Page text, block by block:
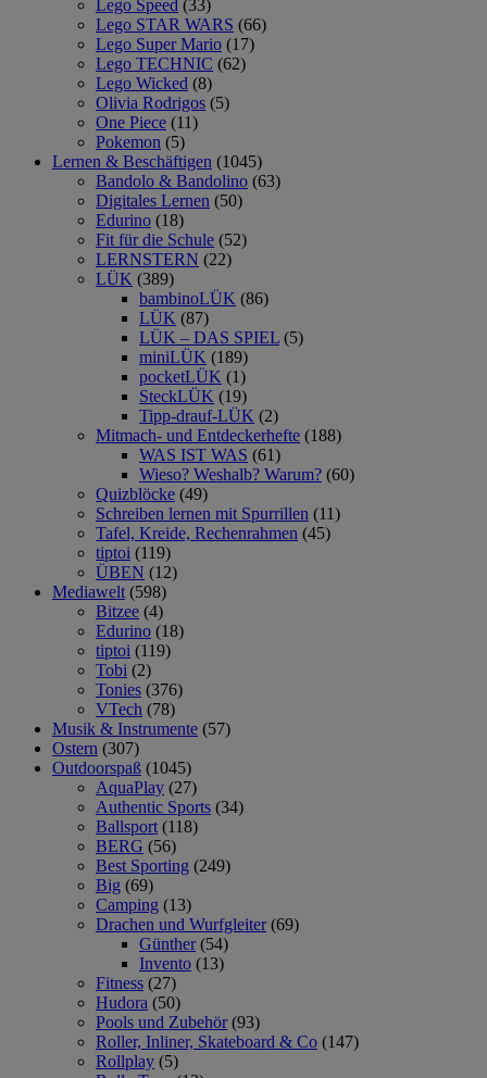
Lego Speed (33)
Lego STAR WARS (66)
Lego Super Mario (17)
Lego TECHNIC (62)
Lego Wicked (8)
Olivia Rodrigos (5)
One Piece (11)
Pokemon (5)
Lernen & Beschäftigen (1045)
Bandolo & Bandolino (63)
Digitales Lernen (50)
Edurino (18)
Fit für die Schule (52)
LERNSTERN (22)
LÜK (389)
bambinoLÜK (86)
LÜK (87)
LÜK – DAS SPIEL (5)
miniLÜK (189)
pocketLÜK (1)
SteckLÜK (19)
Tipp-drauf-LÜK (2)
Mitmach- und Entdeckerhefte (188)
WAS IST WAS (61)
Wieso? Weshalb? Warum? (60)
Quizblöcke (49)
Schreiben lernen mit Spurrillen (11)
Tafel, Kreide, Rechenrahmen (45)
tiptoi (119)
ÜBEN (12)
Mediawelt (598)
Bitzee (4)
Edurino (18)
tiptoi (119)
Tobi (2)
Tonies (376)
VTech (78)
Musik & Instrumente (57)
Ostern (307)
Outdoorspaß (1045)
AquaPlay (27)
Authentic Sports (34)
Ballsport (118)
BERG (56)
Best Sporting (249)
Big (69)
Camping (13)
Drachen und Wurfgleiter (69)
Günther (54)
Invento (13)
Fitness (27)
Hudora (50)
Pools und Zubehör (93)
Roller, Inliner, Skateboard & Co (147)
Rollplay (5)